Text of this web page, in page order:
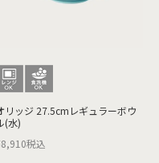
リッジ 27.5cmレギュラーボウ
(水)
8,910税込